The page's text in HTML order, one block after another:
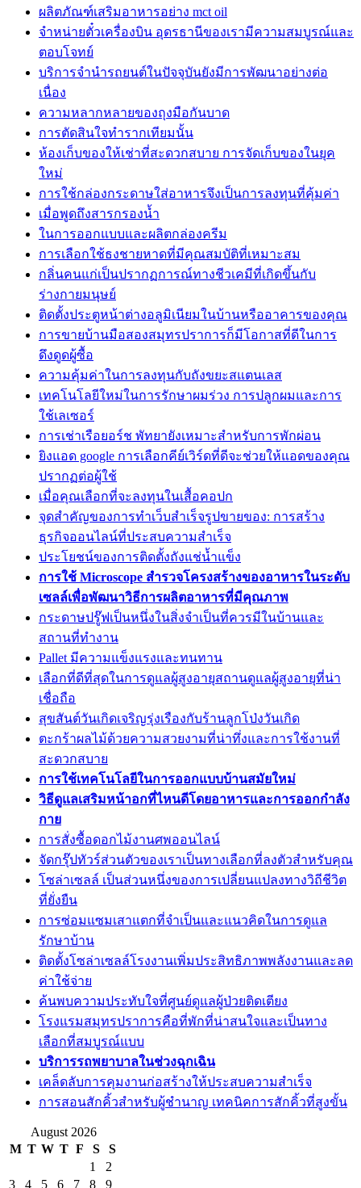
ผลิตภัณฑ์เสริมอาหารอย่าง mct oil
จำหน่ายตั๋วเครื่องบิน อุดรธานีของเรามีความสมบูรณ์และ
ตอบโจทย์
บริการจำนำรถยนต์ในปัจจุบันยังมีการพัฒนาอย่างต่อ
เนื่อง
ความหลากหลายของถุงมือกันบาด
การตัดสินใจทำรากเทียมนั้น
ห้องเก็บของให้เช่าที่สะดวกสบาย การจัดเก็บของในยุค
ใหม่
การใช้กล่องกระดาษใส่อาหารจึงเป็นการลงทุนที่คุ้มค่า
เมื่อพูดถึงสารกรองน้ำ
ในการออกแบบและผลิตกล่องครีม
การเลือกใช้ธงชายหาดที่มีคุณสมบัติที่เหมาะสม
กลิ่นคนแก่เป็นปรากฏการณ์ทางชีวเคมีที่เกิดขึ้นกับ
ร่างกายมนุษย์
ติดตั้งประตูหน้าต่างอลูมิเนียมในบ้านหรืออาคารของคุณ
การขายบ้านมือสองสมุทรปราการก็มีโอกาสที่ดีในการ
ดึงดูดผู้ซื้อ
ความคุ้มค่าในการลงทุนกับถังขยะสแตนเลส
เทคโนโลยีใหม่ในการรักษาผมร่วง การปลูกผมและการ
ใช้เลเซอร์
การเช่าเรือยอร์ช พัทยายังเหมาะสำหรับการพักผ่อน
ยิงแอด google การเลือกคีย์เวิร์ดที่ดีจะช่วยให้แอดของคุณ
ปรากฏต่อผู้ใช้
เมื่อคุณเลือกที่จะลงทุนในเสื้อคอปก
จุดสำคัญของการทำเว็บสำเร็จรูปขายของ: การสร้าง
ธุรกิจออนไลน์ที่ประสบความสำเร็จ
ประโยชน์ของการติดตั้งถังแช่น้ำแข็ง
การใช้ Microscope สำรวจโครงสร้างของอาหารในระดับ
เซลล์เพื่อพัฒนาวิธีการผลิตอาหารที่มีคุณภาพ
กระดาษปรู๊ฟเป็นหนึ่งในสิ่งจำเป็นที่ควรมีในบ้านและ
สถานที่ทำงาน
Pallet มีความแข็งแรงและทนทาน
เลือกที่ดีที่สุดในการดูแลผู้สูงอายุสถานดูแลผู้สูงอายุที่น่า
เชื่อถือ
สุขสันต์วันเกิดเจริญรุ่งเรืองกับร้านลูกโป่งวันเกิด
ตะกร้าผลไม้ด้วยความสวยงามที่น่าทึ่งและการใช้งานที่
สะดวกสบาย
การใช้เทคโนโลยีในการออกแบบบ้านสมัยใหม่
วิธีดูแลเสริมหน้าอกที่ไหนดีโดยอาหารและการออกกำลัง
กาย
การสั่งซื้อดอกไม้งานศพออนไลน์
จัดกรุ๊ปทัวร์ส่วนตัวของเราเป็นทางเลือกที่ลงตัวสำหรับคุณ
โซล่าเซลล์ เป็นส่วนหนึ่งของการเปลี่ยนแปลงทางวิถีชีวิต
ที่ยั่งยืน
การซ่อมแซมเสาแตกที่จำเป็นและแนวคิดในการดูแล
รักษาบ้าน
ติดตั้งโซล่าเซลล์โรงงานเพิ่มประสิทธิภาพพลังงานและลด
ค่าใช้จ่าย
ค้นพบความประทับใจที่ศูนย์ดูแลผู้ป่วยติดเตียง
โรงแรมสมุทรปราการคือที่พักที่น่าสนใจและเป็นทาง
เลือกที่สมบูรณ์แบบ
บริการรถพยาบาลในช่วงฉุกเฉิน
เคล็ดลับการคุมงานก่อสร้างให้ประสบความสำเร็จ
การสอนสักคิ้วสำหรับผู้ชำนาญ เทคนิคการสักคิ้วที่สูงขั้น
August 2026
M T W T F S
S
1
2
3
4 5 6 7 8 9